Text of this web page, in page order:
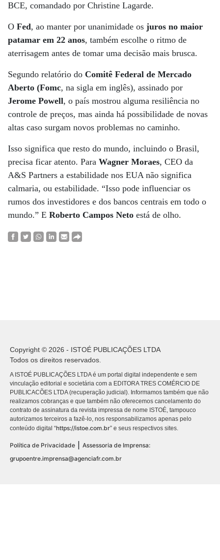
BCE, comandado por Christine Lagarde.
O Fed, ao manter por unanimidade os juros no maior
patamar em 22 anos, também escolhe o ritmo de
aterrisagem antes de tomar uma decisão mais brusca.
Segundo relatório do Comitê Federal de Mercado
Aberto (Fomc, na sigla em inglês), assinado por
Jerome Powell, o país mostrou alguma resiliência no
controle de preços, mas ainda há possibilidade de novas
altas caso surgam novos problemas no caminho.
Isso significa que resto do mundo, incluindo o Brasil,
precisa ficar atento. Para Wagner Moraes, CEO da
A&S Partners a estabilidade nos EUA não significa
calmaria, ou estabilidade. “Isso pode influenciar os
rumos dos investidores e dos bancos centrais em todo o
mundo.” E Roberto Campos Neto está de olho.
Copyright © 2026 - ISTOÉ PUBLICAÇÕES LTDA
Todos os direitos reservados.
A ISTOÉ PUBLICAÇÕES LTDA é um portal digital independente e sem
vinculação editorial e societária com a EDITORA TRES COMÉRCIO DE
PUBLICACÕES LTDA (recuperação judicial). Informamos também que não
realizamos cobranças e que também não oferecemos cancelamento do
contrato de assinatura da revista impressa de nome ISTOÉ, tampouco
autorizamos terceiros a fazê-lo, nos responsabilizamos apenas pelo
conteúdo digital “https://istoe.com.br” e seus respectivos sites.
Política de Privacidade
Assessoria de Imprensa:
grupoentre.imprensa@agenciafr.com.br